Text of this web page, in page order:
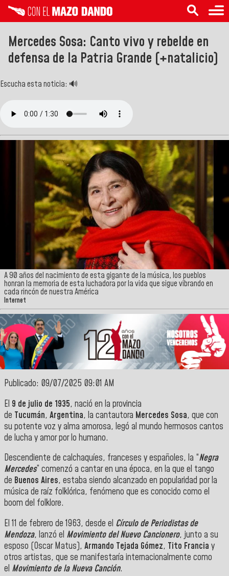
Mercedes Sosa: Canto vivo y rebelde en
defensa de la Patria Grande (+natalicio)
Escucha esta noticia: 🔊
A 90 años del nacimiento de esta gigante de la música, los pueblos
honran la memoria de esta luchadora por la vida que sigue vibrando en
cada rincón de nuestra América
Internet
Publicado: 09/07/2025 09:01 AM
El 9 de julio de 1935, nació en la provincia
de Tucumán, Argentina, la cantautora Mercedes Sosa, que con
su potente voz y alma amorosa, legó al mundo hermosos cantos
de lucha y amor por lo humano.
Descendiente de calchaquíes, franceses y españoles, la “Negra
Mercedes” comenzó a cantar en una época, en la que el tango
de Buenos Aires, estaba siendo alcanzado en popularidad por la
música de raíz folklórica, fenómeno que es conocido como el
boom del folklore.
El 11 de febrero de 1963, desde el Círculo de Periodistas de
Mendoza, lanzó el Movimiento del Nuevo Cancionero, junto a su
esposo (Oscar Matus), Armando Tejada Gómez, Tito Francia y
otros artistas, que se manifestaría internacionalmente como
el Movimiento de la Nueva Canción.